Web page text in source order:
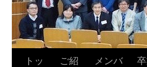
トッ
ご紹
メンバ